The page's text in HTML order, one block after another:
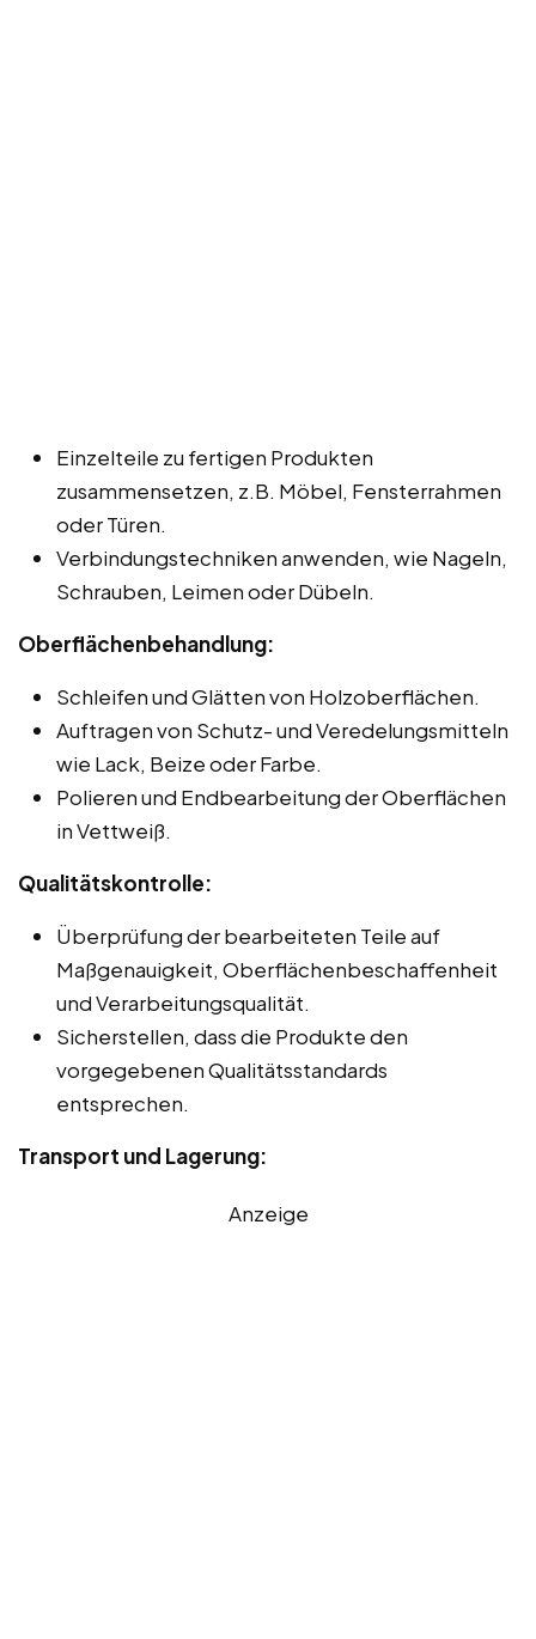
Einzelteile zu fertigen Produkten
zusammensetzen, z.B. Möbel, Fensterrahmen
oder Türen.
Verbindungstechniken anwenden, wie Nageln,
Schrauben, Leimen oder Dübeln.
Oberflächenbehandlung:
Schleifen und Glätten von Holzoberflächen.
Auftragen von Schutz- und Veredelungsmitteln
wie Lack, Beize oder Farbe.
Polieren und Endbearbeitung der Oberflächen
in Vettweiß.
Qualitätskontrolle:
Überprüfung der bearbeiteten Teile auf
Maßgenauigkeit, Oberflächenbeschaffenheit
und Verarbeitungsqualität.
Sicherstellen, dass die Produkte den
vorgegebenen Qualitätsstandards
entsprechen.
Transport und Lagerung:
Anzeige